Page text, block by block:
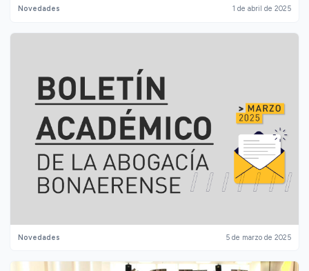
Novedades 1 de abril de 2025
Novedades 5 de marzo de 2025